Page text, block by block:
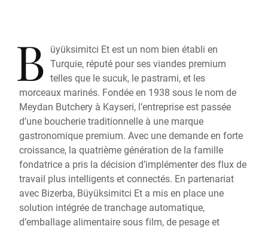
B üyüksimitci Et est un nom bien établi en
Turquie, réputé pour ses viandes premium
telles que le sucuk, le pastrami, et les
morceaux marinés. Fondée en 1938 sous le nom de
Meydan Butchery à Kayseri, l’entreprise est passée
d’une boucherie traditionnelle à une marque
gastronomique premium. Avec une demande en forte
croissance, la quatrième génération de la famille
fondatrice a pris la décision d’implémenter des flux de
travail plus intelligents et connectés. En partenariat
avec Bizerba, Büyüksimitci Et a mis en place une
solution intégrée de tranchage automatique,
d’emballage alimentaire sous film, de pesage et